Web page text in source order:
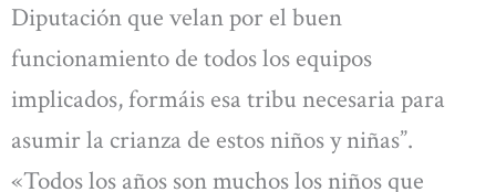
Diputación que velan por el buen
funcionamiento de todos los equipos
implicados, formáis esa tribu necesaria para
asumir la crianza de estos niños y niñas”.
«Todos los años son muchos los niños que